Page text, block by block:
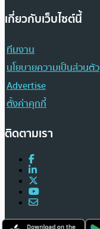
เกี่ยวกับเว็บไซต์นี้
ทีมงาน
นโยบายความเป็นส่วนตัว
Advertise
ตั้งค่าคุกกี้
ติดตามเรา